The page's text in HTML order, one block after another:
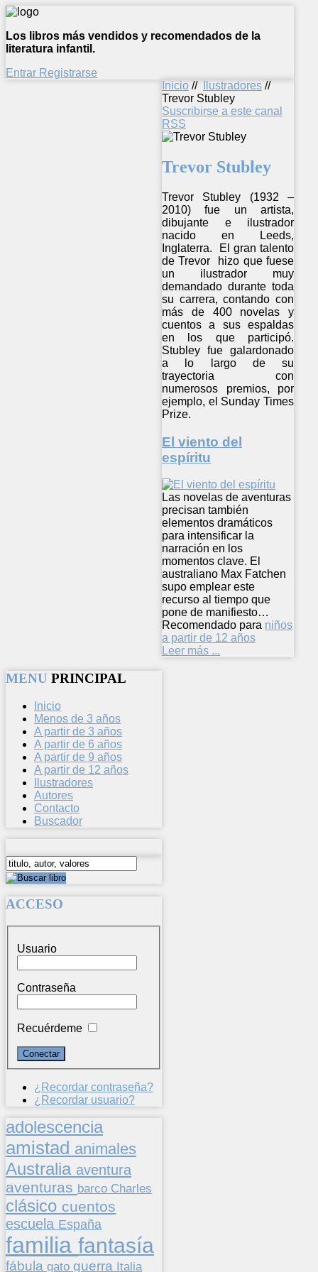
Los libros más vendidos y recomendados de la
literatura infantil.
Entrar Registrarse
Inicio // Ilustradores //
Trevor Stubley
Suscribirse a este canal
RSS
Trevor Stubley
Trevor Stubley (1932 –
2010) fue un artista,
dibujante e ilustrador
nacido en Leeds,
Inglaterra. El gran talento
de Trevor hizo que fuese
un ilustrador muy
demandado durante toda
su carrera, contando con
más de 400 novelas y
cuentos a sus espaldas
en los que participó.
Stubley fue galardonado
a lo largo de su
trayectoria con
numerosos premios, por
ejemplo, el Sunday Times
Prize.
El viento del
espíritu
Las novelas de aventuras
precisan también
elementos dramáticos
para intensificar la
narración en los
momentos clave. El
australiano Max Fatchen
supo emplear este
recurso al tiempo que
pone de manifiesto…
Recomendado para niños
a partir de 12 años
Leer más ...
MENU PRINCIPAL
Inicio
Menos de 3 años
A partir de 3 años
A partir de 6 años
A partir de 9 años
A partir de 12 años
Ilustradores
Autores
Contacto
Buscador
ACCESO
Usuario
Contraseña
Recuérdeme
¿Recordar contraseña?
¿Recordar usuario?
adolescencia
amistad animales
Australia aventura
aventuras barco Charles
clásico cuentos
escuela España
familia fantasía
fábula gato guerra Italia